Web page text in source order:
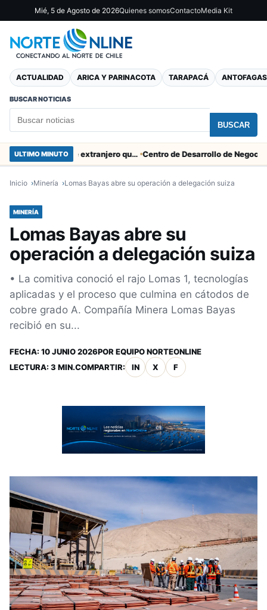
Mié, 5 de Agosto de 2026Quienes somosContactoMedia Kit
ACTUALIDAD ARICA Y PARINACOTA TARAPACÁ
BUSCAR NOTICIAS
BUSCAR
ULTIMO MINUTO Descarga eléctrica provocó muerte de extranjero que robaba cables en Cerro Chuño
Inicio Minería Lomas Bayas abre su operación a delegación suiza
MINERÍA
Lomas Bayas abre su
operación a delegación suiza
• La comitiva conoció el rajo Lomas 1, tecnologías
aplicadas y el proceso que culmina en cátodos de
cobre grado A. Compañía Minera Lomas Bayas
recibió en su...
FECHA: 10 JUNIO 2026POR EQUIPO NORTEONLINE
LECTURA: 3 MIN.COMPARTIR: IN X F